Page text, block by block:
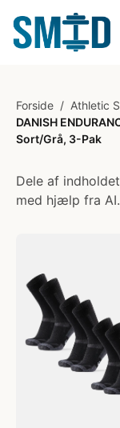
Forside / Athletic
DANISH
Sort/Grå, 3-Pak
Dele af
med hjælp fra AI.